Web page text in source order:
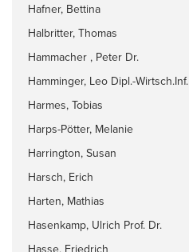
Hafner, Bettina
Halbritter, Thomas
Hammacher , Peter Dr.
Hamminger, Leo Dipl.-Wirtsch.Inf.
Harmes, Tobias
Harps-Pötter, Melanie
Harrington, Susan
Harsch, Erich
Harten, Mathias
Hasenkamp, Ulrich Prof. Dr.
Hasse, Friedrich